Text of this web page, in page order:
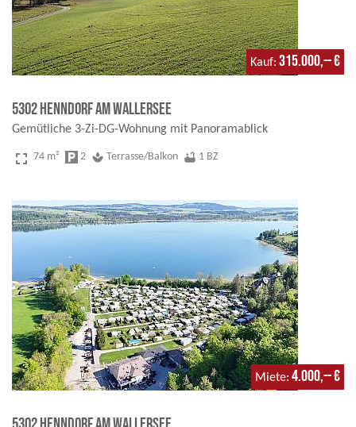
Kauf 315.000,-- €
5302 Henndorf am Wallersee
Gemütliche 3-Zi-DG-Wohnung mit Panoramablick
fullscreen 74 m² local_parking 2 spa Terrasse/Balkon bathtub 1 BZ
Miete 4.000,-- €